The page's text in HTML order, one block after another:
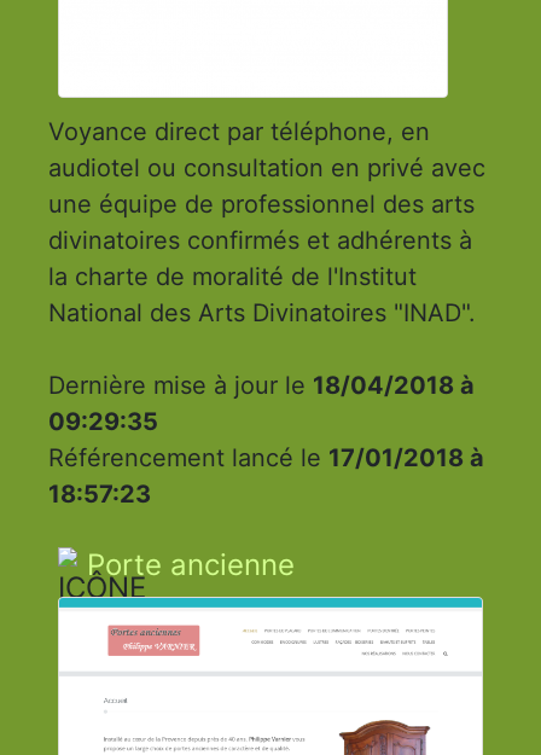
Voyance direct par téléphone, en
audiotel ou consultation en privé avec
une équipe de professionnel des arts
divinatoires confirmés et adhérents à
la charte de moralité de l'Institut
National des Arts Divinatoires "INAD".
Dernière mise à jour le 18/04/2018 à
09:29:35
Référencement lancé le 17/01/2018 à
18:57:23
Porte ancienne